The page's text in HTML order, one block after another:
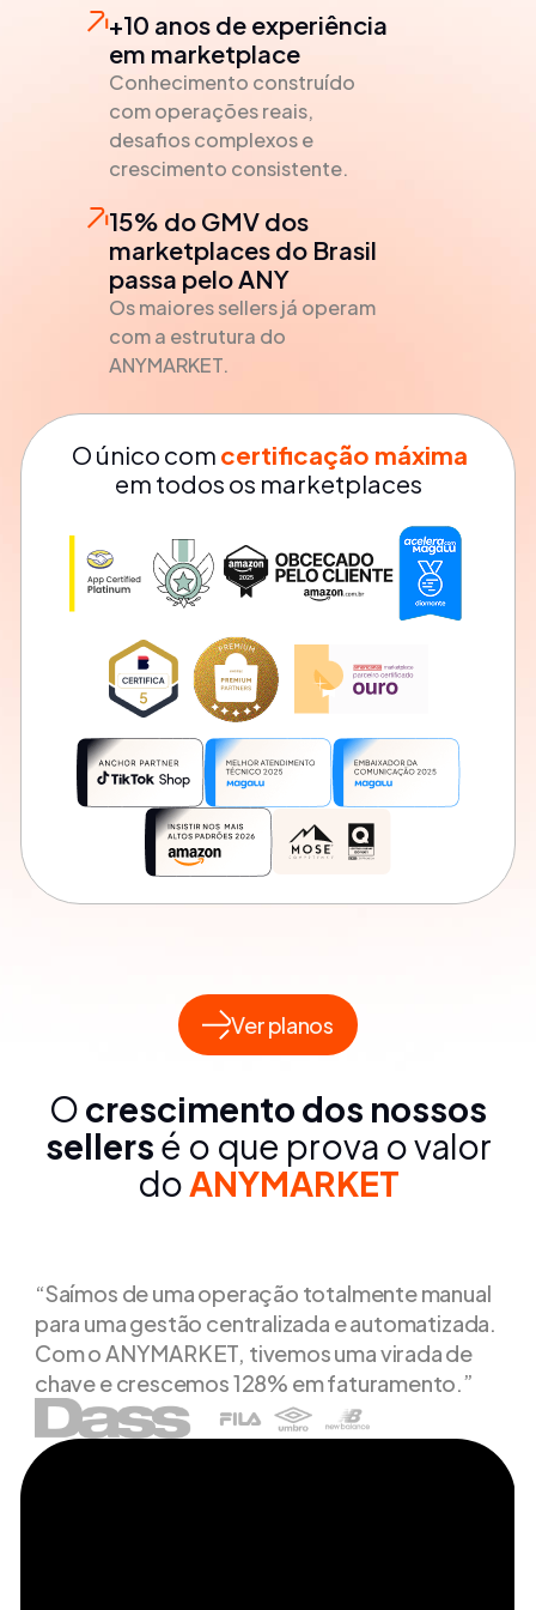
+10 anos de experiência
em marketplace
Conhecimento construído
com operações reais,
desafios complexos e
crescimento consistente.
15% do GMV dos
marketplaces do Brasil
passa pelo ANY
Os maiores sellers já operam
com a estrutura do
ANYMARKET.
O único comcertificação máxima
em todos os marketplaces
Ver planos
Ocrescimento dos nossos
sellersé o que prova o valor
doANYMARKET
“Saímos de uma operação totalmente manual
para uma gestão centralizada e automatizada.
Com o ANYMARKET, tivemos uma virada de
chave e crescemos 128% em faturamento.”